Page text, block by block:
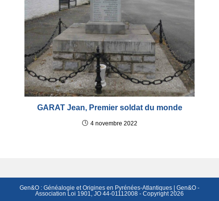
GARAT Jean, Premier soldat du monde
4 novembre 2022
Gen&O : Généalogie et Origines en Pyrénées-Atlantiques | Gen&O -
Association Loi 1901, JO 44-01112008 - Copyright 2026